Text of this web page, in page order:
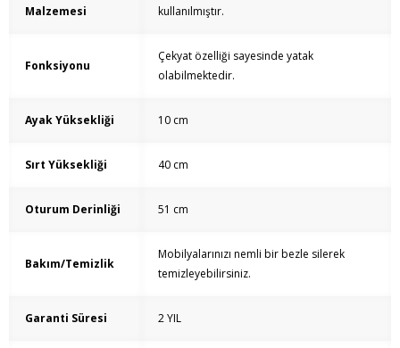
Malzemesi
kullanılmıştır.
Fonksiyonu
Çekyat özelliği sayesinde yatak
olabilmektedir.
Ayak Yüksekliği 10 cm
Sırt Yüksekliği 40 cm
Oturum Derinliği 51 cm
Bakım/Temizlik
Mobilyalarınızı nemli bir bezle silerek
temizleyebilirsiniz.
Garanti Süresi 2 YIL